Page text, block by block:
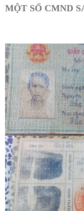
MỘT SỐ CMND